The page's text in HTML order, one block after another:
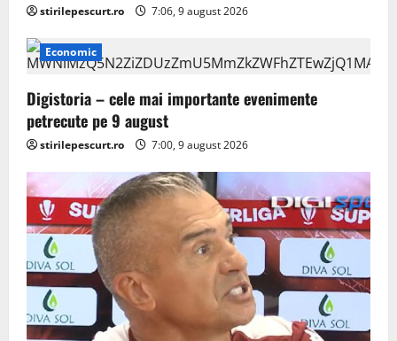
stirilepescurt.ro 7:06, 9 august 2026
Economic
Digistoria – cele mai importante evenimente
petrecute pe 9 august
stirilepescurt.ro 7:00, 9 august 2026